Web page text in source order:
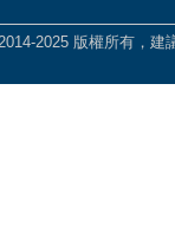
2025 版權所有，